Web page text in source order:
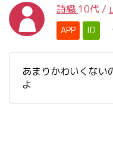
詩織10代 /
APP ID
あまりかわいくない
よ